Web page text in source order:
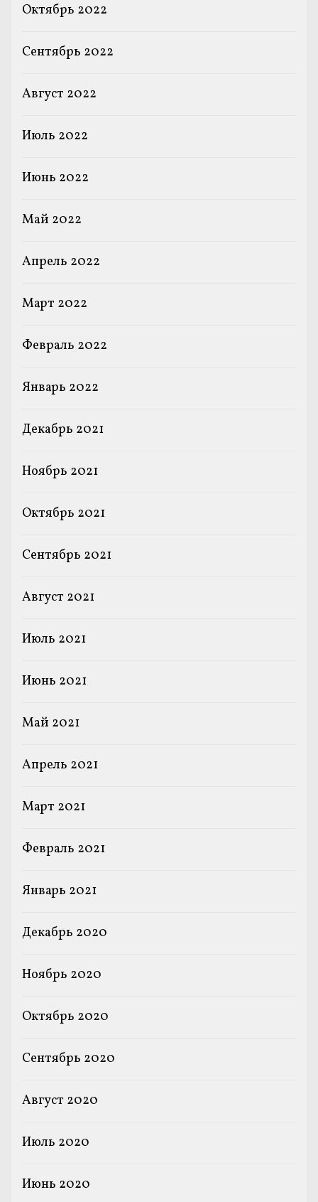
Октябрь 2022
Сентябрь 2022
Август 2022
Июль 2022
Июнь 2022
Май 2022
Апрель 2022
Март 2022
Февраль 2022
Январь 2022
Декабрь 2021
Ноябрь 2021
Октябрь 2021
Сентябрь 2021
Август 2021
Июль 2021
Июнь 2021
Май 2021
Апрель 2021
Март 2021
Февраль 2021
Январь 2021
Декабрь 2020
Ноябрь 2020
Октябрь 2020
Сентябрь 2020
Август 2020
Июль 2020
Июнь 2020